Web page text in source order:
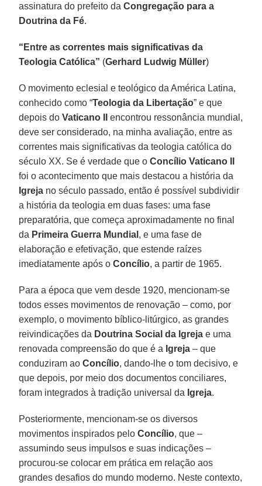
assinatura do prefeito daCongregação para a
Doutrina da Fé.
“Entre as correntes mais significativas da
Teologia Católica” (Gerhard Ludwig Müller)
O movimento eclesial e teológico da América Latina,
conhecido como “Teologia da Libertação” e que
depois doVaticano II
encontrou ressonância mundial,
deve ser considerado, na minha avaliação, entre as
correntes mais significativas da teologia católica do
século XX. Se é verdade que oConcílio Vaticano II
foi o acontecimento que mais destacou a história da
Igreja no século passado, então é possível subdividir
a história da teologia em duas fases: uma fase
preparatória, que começa aproximadamente no final
da Primeira Guerra Mundial , e uma fase de
elaboração e efetivação, que estende raízes
imediatamente após oConcílio, a partir de 1965.
Para a época que vem desde 1920, mencionam-se
todos esses movimentos de renovação – como, por
exemplo, o movimento bíblico-litúrgico, as grandes
reivindicações da Doutrina Social da Igreja e uma
renovada compreensão do que é a Igreja – que
conduziram aoConcílio, dando-lhe o tom decisivo, e
que depois, por meio dos documentos conciliares,
foram integrados à tradição universal da Igreja.
Posteriormente, mencionam-se os diversos
movimentos inspirados peloConcílio, que –
assumindo seus impulsos e suas indicações –
procurou-se colocar em prática em relação aos
grandes desafios do mundo moderno. Neste contexto,